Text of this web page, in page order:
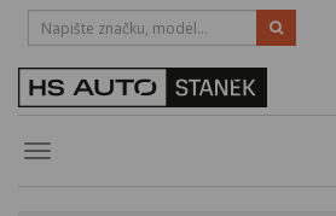
Toggle
HOTLINE:
STRAKONICE-383 335 366